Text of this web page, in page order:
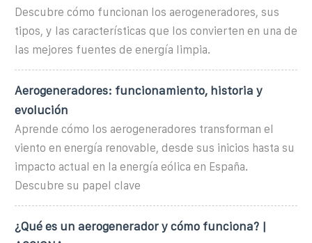
Descubre cómo funcionan los aerogeneradores, sus
tipos, y las características que los convierten en una de
las mejores fuentes de energía limpia.
Aerogeneradores: funcionamiento, historia y
evolución
Aprende cómo los aerogeneradores transforman el
viento en energía renovable, desde sus inicios hasta su
impacto actual en la energía eólica en España.
Descubre su papel clave
¿Qué es un aerogenerador y cómo funciona? |